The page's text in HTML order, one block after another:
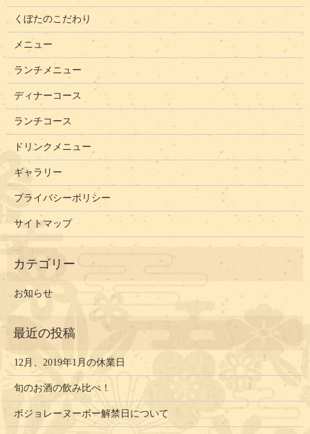
くぼたのこだわり
メニュー
ランチメニュー
ディナーコース
ランチコース
ドリンクメニュー
ギャラリー
プライバシーポリシー
サイトマップ
お知らせ
12月、2019年1月の休業日
旬のお酒の飲み比べ！
ボジョレーヌーボー解禁日について